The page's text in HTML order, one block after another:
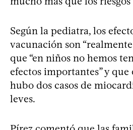
Según la pediatra, los
vacunación son
que “en niños no hemos
efectos importantes” y que
hubo dos casos de
leves.